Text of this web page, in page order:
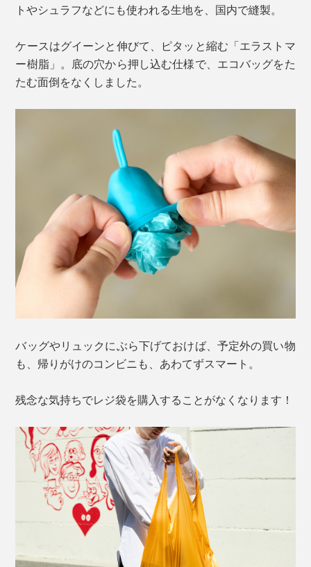
トやシュラフなどにも使われる生地を、国内で縫製。
ケースはグイーンと伸びて、ピタッと縮む「エラストマ
ー樹脂」。底の穴から押し込む仕様で、エコバッグをた
たむ面倒をなくしました。
バッグやリュックにぶら下げておけば、予定外の買い物
も、帰りがけのコンビニも、あわてずスマート。
残念な気持ちでレジ袋を購入することがなくなります！